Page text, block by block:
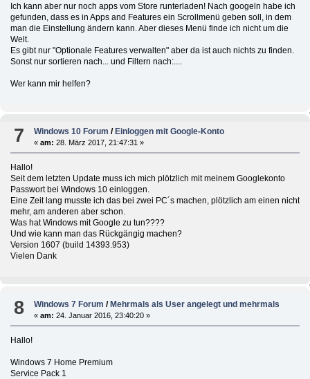
Ich kann aber nur noch apps vom Store runterladen! Nach googeln habe ich
gefunden, dass es in Apps and Features ein Scrollmenü geben soll, in dem
man die Einstellung ändern kann. Aber dieses Menü finde ich nicht um die
Welt.
Es gibt nur "Optionale Features verwalten" aber da ist auch nichts zu finden.
Sonst nur sortieren nach... und Filtern nach:....
Wer kann mir helfen?
7 Windows 10 Forum / Einloggen mit Google-Konto
«am: 28. März 2017, 21:47:31 »
Hallo!
Seit dem letzten Update muss ich mich plötzlich mit meinem Googlekonto
Passwort bei Windows 10 einloggen.
Eine Zeit lang musste ich das bei zwei PC´s machen, plötzlich am einen nicht
mehr, am anderen aber schon.
Was hat Windows mit Google zu tun????
Und wie kann man das Rückgängig machen?
Version 1607 (build 14393.953)
Vielen Dank
8 Windows 7 Forum /Mehrmals als User angelegt und mehrmals
«am: 24. Januar 2016, 23:40:20 »
Hallo!
Windows 7 Home Premium
Service Pack 1